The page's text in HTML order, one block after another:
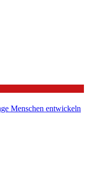
Menschen entwickeln